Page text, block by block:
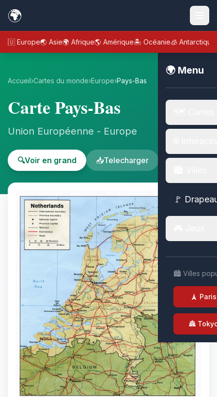
🌍
🇪🇺 Europe🌏 Asie🌍 Afrique🌎 Amérique🏝️ Océanie🧊 Antarctique
🌍 Menu
🚩
🏙️ Villes
🗼 Paris
🏯
Accueil›Cartes du monde›Europe›Pays-Bas
Carte Pays-Bas
Union Européenne - Europe
🔍Voir en grand 📥Telecharger